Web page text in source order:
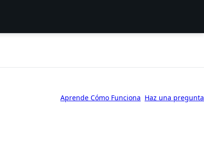
Aprende Cómo Funciona Haz una pregunta